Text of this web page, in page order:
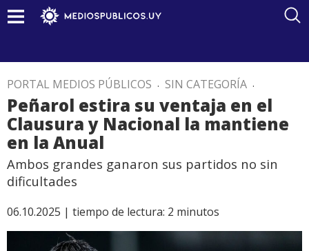
PORTAL MEDIOS PÚBLICOS . SIN CATEGORÍA .
Peñarol estira su ventaja en el
Clausura y Nacional la mantiene
en la Anual
Ambos grandes ganaron sus partidos no sin
dificultades
06.10.2025 | tiempo de lectura: 2 minutos